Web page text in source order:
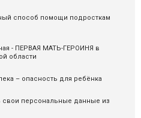
способ помощи подросткам
- ПЕРВАЯ МАТЬ-ГЕРОИНЯ в
области
– опасность для ребёнка
свои персональные данные из